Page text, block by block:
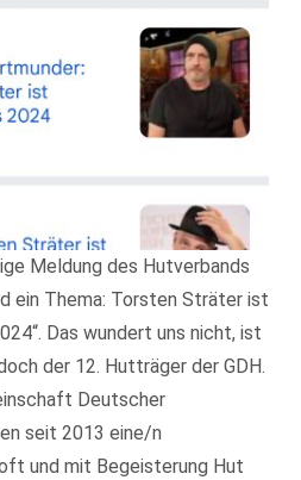
Meldung des Hutverbands
ein Thema: Torsten Sträter ist
Das wundert uns nicht, ist
der 12. Hutträger der GDH.
Deutscher
seit 2013 eine/n
und mit Begeisterung Hut